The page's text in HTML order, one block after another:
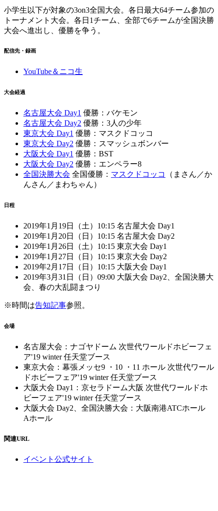
小学生以下が対象の3on3全国大会。各日最大64チーム参加の
トーナメント大会。各日1チーム、全部で6チームが全国決勝
大会へ進出し、優勝を争う。
配信先・録画
YouTube＆ニコ生
大会経過
名古屋大会 Day1 優勝：バケモン
名古屋大会 Day2 優勝：3人の少年
東京大会 Day1 優勝：マスクドコッコ
東京大会 Day2 優勝：スマッシュボンバー
大阪大会 Day1 優勝：BST
大阪大会 Day2 優勝：エンペラー8
全国決勝大会 全国優勝： マスクドコッコ
（まさん／か
んさん／まわちゃん）
日程
2019年1月19日（土）10:15 名古屋大会 Day1
2019年1月20日（日）10:15 名古屋大会 Day2
2019年1月26日（土）10:15 東京大会 Day1
2019年1月27日（日）10:15 東京大会 Day2
2019年2月17日（日）10:15 大阪大会 Day1
2019年3月31日（日）09:00 大阪大会 Day2、全国決勝大
会、春の大乱闘まつり
※時間は告知記事参照。
会場
名古屋大会：ナゴヤドーム 次世代ワールドホビーフェ
ア'19 winter 任天堂ブース
東京大会：幕張メッセ9 ・10 ・11 ホール 次世代ワール
ドホビーフェア'19 winter 任天堂ブース
大阪大会 Day1：京セラドーム大阪 次世代ワールドホ
ビーフェア'19 winter 任天堂ブース
大阪大会 Day2、全国決勝大会：大阪南港ATCホール
Aホール
関連URL
イベント公式サイト